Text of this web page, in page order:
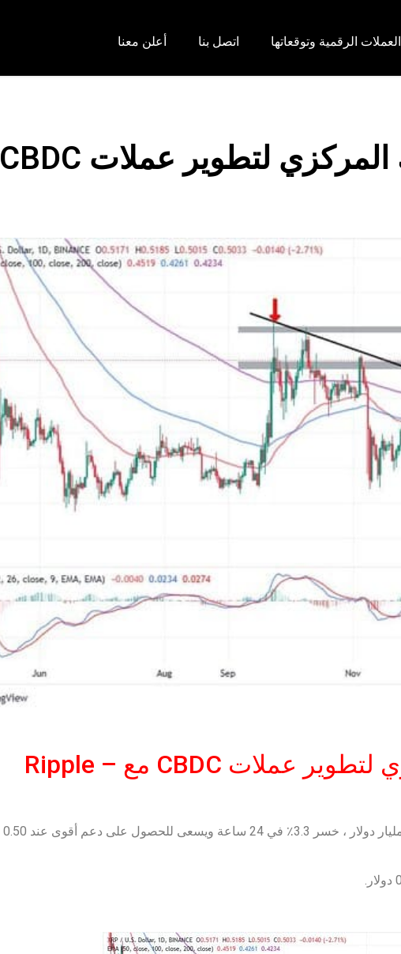
الرقمية وتوقعاتها اتصل بنا أعلن معنا
توقعات سعر XRP يخطط البنك المركزي لتطوير عملات CBDC
توقعات سعر XRP يخطط البنك المركزي لتطوير عملات CBDC مع Ripple –
توقعات سعر XRP ، سادس أكبر عملة مشفرة في العالم برأسمال سوقي 26 مليار دولار ، خسر 3.3٪ في 24 ساعة ويسعى للحصول على دعم أقوى عند 0.50